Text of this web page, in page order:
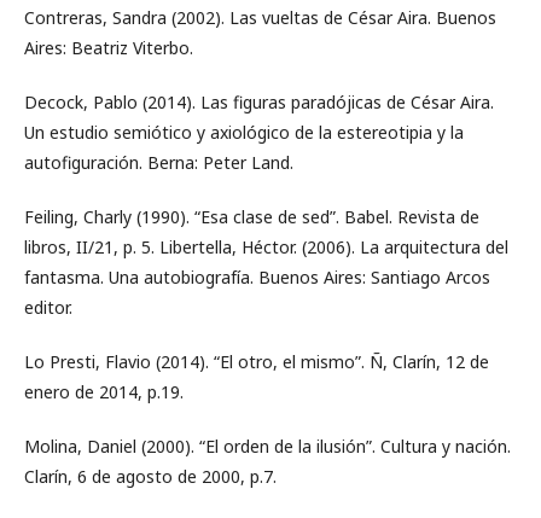
Contreras, Sandra (2002). Las vueltas de César Aira. Buenos
Aires: Beatriz Viterbo.
Decock, Pablo (2014). Las figuras paradójicas de César Aira.
Un estudio semiótico y axiológico de la estereotipia y la
autofiguración. Berna: Peter Land.
Feiling, Charly (1990). “Esa clase de sed”. Babel. Revista de
libros, II/21, p. 5. Libertella, Héctor. (2006). La arquitectura del
fantasma. Una autobiografía. Buenos Aires: Santiago Arcos
editor.
Lo Presti, Flavio (2014). “El otro, el mismo”. Ñ, Clarín, 12 de
enero de 2014, p.19.
Molina, Daniel (2000). “El orden de la ilusión”. Cultura y nación.
Clarín, 6 de agosto de 2000, p.7.